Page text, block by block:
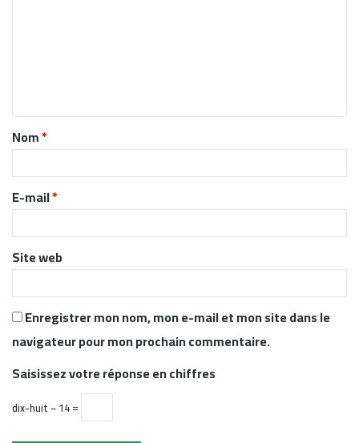
t
a
r
e
*
Nom*
E-mail*
Site web
Enregistrer mon nom, mon e-mail et mon site dans le
navigateur pour mon prochain commentaire.
Saisissez votre réponse en chiffres
dix-huit − 14 =